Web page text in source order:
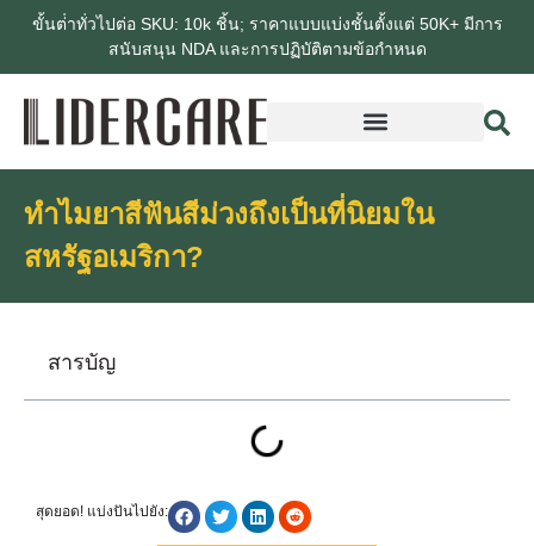
ขั้นต่ําทั่วไปต่อ SKU: 10k ชิ้น; ราคาแบบแบ่งชั้นตั้งแต่ 50K+ มีการ
สนับสนุน NDA และการปฏิบัติตามข้อกําหนด
ทําไมยาสีฟันสีม่วงถึงเป็นที่นิยมใน
สหรัฐอเมริกา?
สารบัญ
สุดยอด! แบ่งปันไปยัง: